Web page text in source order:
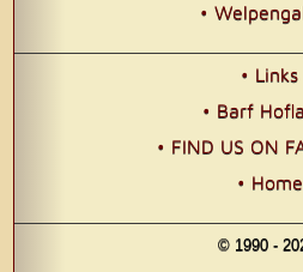
•
• Links
• Barf
• FIND US ON
• Home
© 1990 -